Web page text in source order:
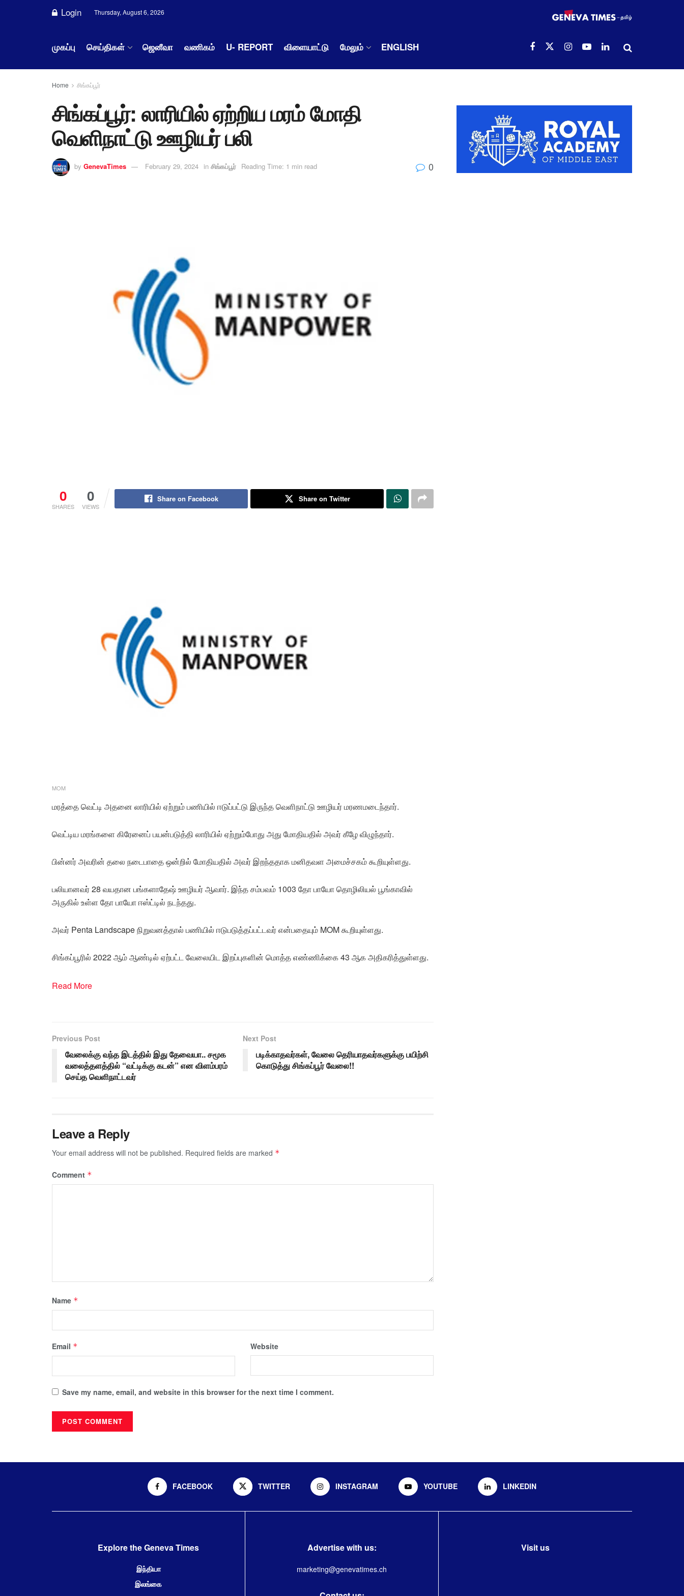
Login Thursday, August 6, 2026
முகப்பு செய்திகள் ஜெனீவா வணிகம் U- REPORT விளையாட்டு மேலும் ENGLISH
Home சிங்கப்பூர்
சிங்கப்பூர்: லாரியில் ஏற்றிய மரம் மோதி
வெளிநாட்டு ஊழியர் பலி
by GenevaTimes February 29, 2024 in சிங்கப்பூர் Reading Time: 1 min read 0
0
SHARES
0
VIEWS
Share on Facebook Share on Twitter
MOM
மரத்தை வெட்டி அதனை லாரியில் ஏற்றும் பணியில் ஈடுப்பட்டு இருந்த வெளிநாட்டு ஊழியர் மரணமடைந்தார்.
வெட்டிய மரங்களை கிரேனைப் பயன்படுத்தி லாரியில் ஏற்றும்போது அது மோதியதில் அவர் கீழே விழுந்தார்.
பின்னர் அவரின் தலை நடைபாதை ஒன்றில் மோதியதில் அவர் இறந்ததாக மனிதவள அமைச்சகம் கூறியுள்ளது.
பலியானவர் 28 வயதான பங்களாதேஷ் ஊழியர் ஆவார். இந்த சம்பவம் 1003 தோ பாயோ தொழிலியல் பூங்காவில்
அருகில் உள்ள தோ பாயோ ஈஸ்ட்டில் நடந்தது.
அவர் Penta Landscape நிறுவனத்தால் பணியில் ஈடுபடுத்தப்பட்டவர் என்பதையும் MOM கூறியுள்ளது.
சிங்கப்பூரில் 2022 ஆம் ஆண்டில் ஏற்பட்ட வேலையிட இறப்புகளின் மொத்த எண்ணிக்கை 43 ஆக அதிகரித்துள்ளது.
Read More
Previous Post
வேலைக்கு வந்த இடத்தில் இது தேவையா.. சமூக
வலைத்தளத்தில் “வட்டிக்கு கடன்” என விளம்பரம்
செய்த வெளிநாட்டவர்
Next Post
படிக்காதவர்கள், வேலை தெரியாதவர்களுக்கு பயிற்சி
கொடுத்து சிங்கப்பூர் வேலை!!
Leave a Reply
Your email address will not be published. Required fields are marked *
Comment *
Name *
Email * Website
Save my name, email, and website in this browser for the next time I comment.
FACEBOOK TWITTER INSTAGRAM YOUTUBE LINKEDIN
Explore the Geneva Times
இந்தியா
இலங்கை
Advertise with us:
marketing@genevatimes.ch
Visit us